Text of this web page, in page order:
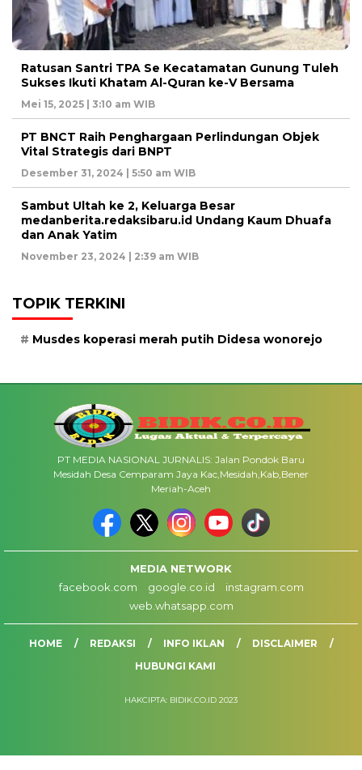
Ratusan Santri TPA Se Kecatamatan Gunung Tuleh
Sukses Ikuti Khatam Al-Quran ke-V Bersama
Mei 15, 2025 | 3:10 am WIB
PT BNCT Raih Penghargaan Perlindungan Objek
Vital Strategis dari BNPT
Desember 31, 2024 | 5:50 am WIB
Sambut Ultah ke 2, Keluarga Besar
medanberita.redaksibaru.id Undang Kaum Dhuafa
dan Anak Yatim
November 23, 2024 | 2:39 am WIB
TOPIK TERKINI
Musdes koperasi merah putih Didesa wonorejo
PT MEDIA NASIONAL JURNALIS: Jalan Pondok Baru
Mesidah Desa Cemparam Jaya Kac,Mesidah,Kab,Bener
Meriah-Aceh
MEDIA NETWORK
facebook.com
google.co.id
instagram.com
web.whatsapp.com
HOME REDAKSI INFO IKLAN
DISCLAIMER
HUBUNGI KAMI
HAKCIPTA: BIDIK.CO.ID 2023